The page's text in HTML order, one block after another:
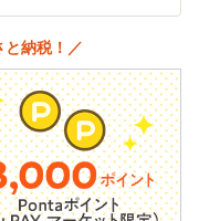
と納税！／